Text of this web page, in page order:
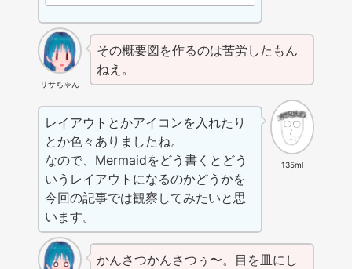
す。
リサちゃん
その概要図を作るのは苦労したもん
ねえ。
135ml
レイアウトとかアイコンを入れたり
とか色々ありましたね。
なので、Mermaidをどう書くとどう
いうレイアウトになるのかどうかを
今回の記事では観察してみたいと思
います。
かんさつかんさつぅ〜。目を皿にし